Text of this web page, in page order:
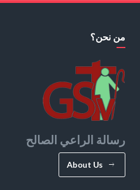
من نحن؟
رسالة الراعي الصالح
About Us